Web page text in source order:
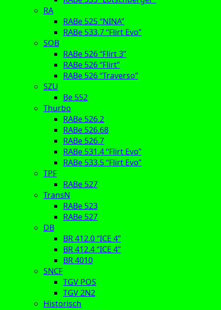
RA
RABe 525 “NINA”
RABe 533.7 “Flirt Evo”
SOB
RABe 526 “Flirt 3”
RABe 526 “Flirt”
RABe 526 “Traverso”
SZU
Be 552
Thurbo
RABe 526.2
RABe 526.68
RABe 526.7
RABe 531.4 “Flirt Evo”
RABe 533.5 “Flirt Evo”
TPF
RABe 527
TransN
RABe 523
RABe 527
DB
BR 412.0 “ICE 4”
BR 412.4 “ICE 4”
BR 4010
SNCF
TGV POS
TGV 2N2
Historisch